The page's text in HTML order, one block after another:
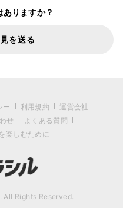
ありますか？
を送る
ー 利用規約
運営会社
せ
よくある質問
楽しむために
Rights Reserved.